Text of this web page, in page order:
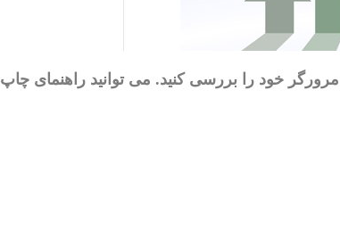
خود را بررسی کنید. می توانید راهنمای چاپ